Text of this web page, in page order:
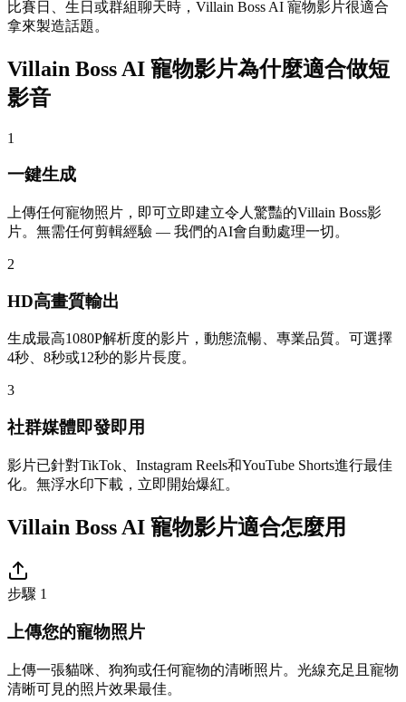
比賽日、生日或群組聊天時，Villain Boss AI 寵物影片很適合
拿來製造話題。
Villain Boss AI 寵物影片為什麼適合做短
影音
1
一鍵生成
上傳任何寵物照片，即可立即建立令人驚豔的Villain Boss影
片。無需任何剪輯經驗 — 我們的AI會自動處理一切。
2
HD高畫質輸出
生成最高1080P解析度的影片，動態流暢、專業品質。可選擇
4秒、8秒或12秒的影片長度。
3
社群媒體即發即用
影片已針對TikTok、Instagram Reels和YouTube Shorts進行最佳
化。無浮水印下載，立即開始爆紅。
Villain Boss AI 寵物影片適合怎麼用
步驟 1
上傳您的寵物照片
上傳一張貓咪、狗狗或任何寵物的清晰照片。光線充足且寵物
清晰可見的照片效果最佳。